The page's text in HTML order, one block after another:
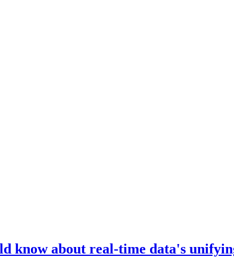
know about real-time data's